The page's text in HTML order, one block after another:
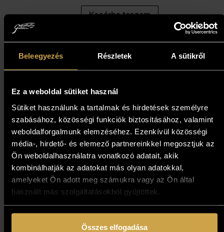
Beleegyezés Részletek A sütikről
Ez a weboldal sütiket használ
Sütiket használunk a tartalmak és hirdetések személyre
szabásához, közösségi funkciók biztosításához, valamint
weboldalforgalmunk elemzéséhez. Ezenkívül közösségi
média-, hirdető- és elemező partnereinkkel megosztjuk az
Ön weboldalhasználatra vonatkozó adatait, akik
kombinálhatják az adatokat más olyan adatokkal,
amelyeket Ön adott meg számukra vagy az Ön által
használt más szolgáltatásokból gyűjtöttek.
Összes elfogadása
Kosárba teszem